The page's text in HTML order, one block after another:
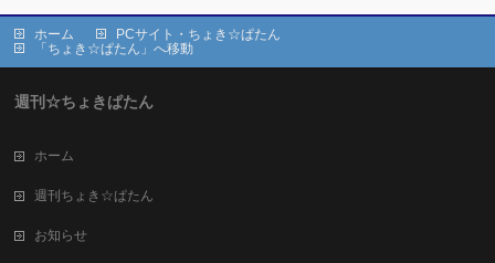
ホーム
PCサイト・ちょき☆ぱたん
「ちょき☆ぱたん」へ移動
週刊☆ちょきぱたん
ホーム
週刊ちょき☆ぱたん
お知らせ